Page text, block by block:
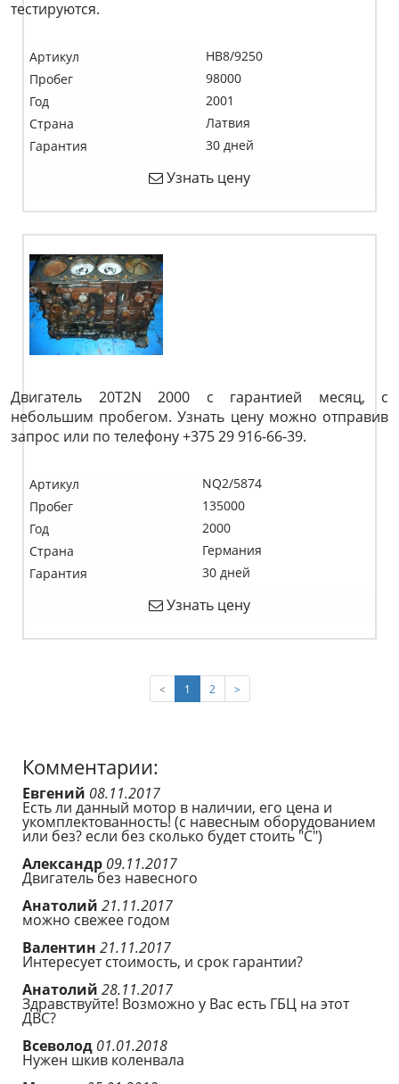
тестируются.
Артикул
HB8/9250
Пробег
98000
Год
2001
Страна
Латвия
Гарантия
30 дней
Узнать цену
Двигатель 20T2N 2000 с гарантией месяц, с
небольшим пробегом. Узнать цену можно отправив
запрос или по телефону +375 29 916-66-39.
Артикул
NQ2/5874
Пробег
135000
Год
2000
Страна
Германия
Гарантия
30 дней
Узнать цену
< 1 (current)
2 >
Комментарии:
Евгений 08.11.2017
Есть ли данный мотор в наличии, его цена и
укомплектованность! (с навесным оборудованием
или без? если без сколько будет стоить "С")
Александр 09.11.2017
Двигатель без навесного
Анатолий 21.11.2017
можно свежее годом
Валентин 21.11.2017
Интересует стоимость, и срок гарантии?
Анатолий 28.11.2017
Здравствуйте! Возможно у Вас есть ГБЦ на этот
ДВС?
Всеволод 01.01.2018
Нужен шкив коленвала